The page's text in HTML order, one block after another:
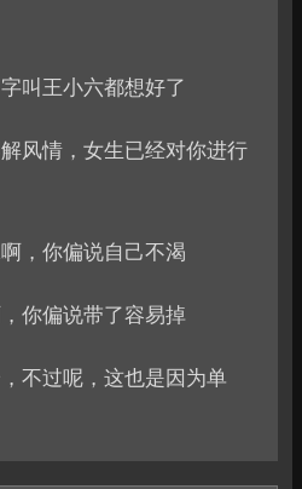
叫王小六都想好了
风情，女生已经对你进行
，你偏说自己不渴
你偏说带了容易掉
不过呢，这也是因为单